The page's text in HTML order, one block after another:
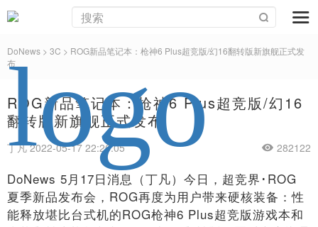
DoNews > 3C > ROG新品笔记本：枪神6 Plus超竞版/幻16翻转版新旗舰正式发
布
ROG新品笔记本：枪神6 Plus超竞版/幻16
翻转版新旗舰正式发布
丁凡 2022-05-17 22:26:05 282122
DoNews 5月17日消息（丁凡）今日，超竞界･ROG
夏季新品发布会，ROG再度为用户带来硬核装备：性
能释放堪比台式机的ROG枪神6 Plus超竞版游戏本和